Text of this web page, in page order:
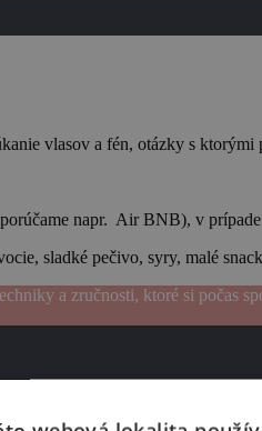
vlasov a fén, otázky s
napr. Air BNB), v
sladké pečivo, syry, malé
a zručnosti, ktoré si